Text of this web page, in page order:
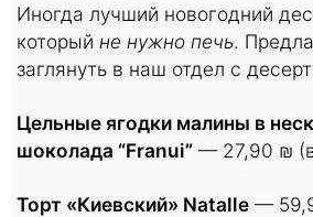
Иногда лучший новогодний
который не нужно печь.
заглянуть в наш отдел с
Цельные ягодки малины в
шоколада “Franui” — 27,90 ₪
Торт «Киевский» Natalle —